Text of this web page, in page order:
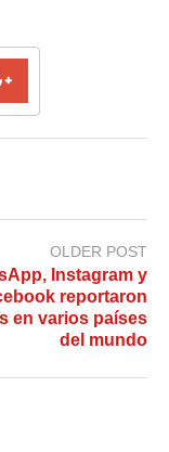
OLDER POST
Instagram y
reportaron
en varios países
del mundo